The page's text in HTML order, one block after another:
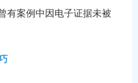
有案例中因电子证据未被